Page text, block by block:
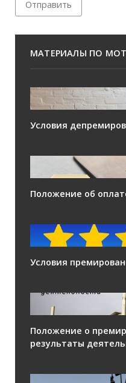
МАТЕРИАЛЫ ПО
Условия
Положение об
Условия
Положение о
результаты